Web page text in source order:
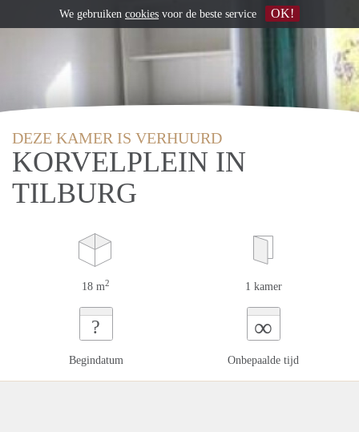
DEZE KAMER IS VERHUURD
KORVELPLEIN IN
TILBURG
18 m2 1 kamer
?
Begindatum
∞
Onbepaalde tijd
We gebruiken cookies voor de beste service OK!